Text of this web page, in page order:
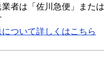
者は「佐川急便」また
について詳しくはこちら